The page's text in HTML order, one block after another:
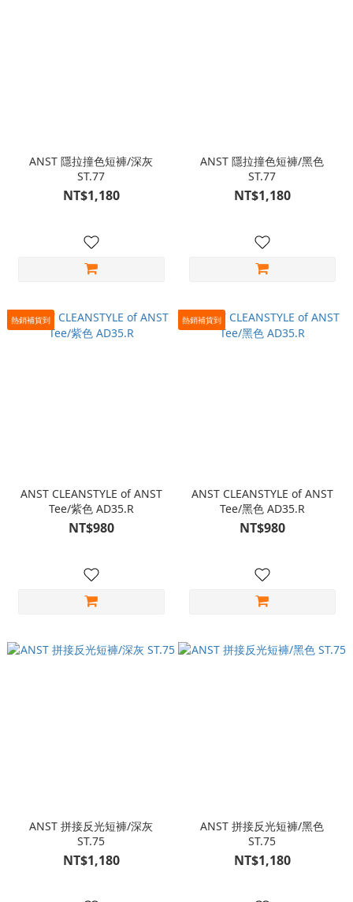
ANST 隱拉撞色短褲/深灰
ST.77
NT$1,180
ANST 隱拉撞色短褲/黑色
ST.77
NT$1,180
熱銷補貨到
ANST CLEANSTYLE of ANST
Tee/紫色 AD35.R
NT$980
熱銷補貨到
ANST CLEANSTYLE of ANST
Tee/黑色 AD35.R
NT$980
ANST 拼接反光短褲/深灰
ST.75
NT$1,180
ANST 拼接反光短褲/黑色
ST.75
NT$1,180